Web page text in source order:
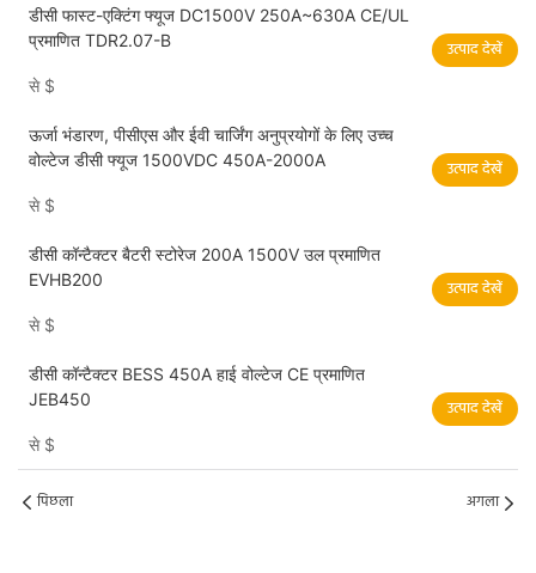
डीसी फास्ट-एक्टिंग फ्यूज DC1500V 250A~630A CE/UL
प्रमाणित TDR2.07-B
से $
उत्पाद देखें
ऊर्जा भंडारण, पीसीएस और ईवी चार्जिंग अनुप्रयोगों के लिए उच्च
वोल्टेज डीसी फ्यूज 1500VDC 450A-2000A
से $
उत्पाद देखें
डीसी कॉन्टैक्टर बैटरी स्टोरेज 200A 1500V उल प्रमाणित
EVHB200
से $
उत्पाद देखें
डीसी कॉन्टैक्टर BESS 450A हाई वोल्टेज CE प्रमाणित
JEB450
से $
उत्पाद देखें
पिछला अगला